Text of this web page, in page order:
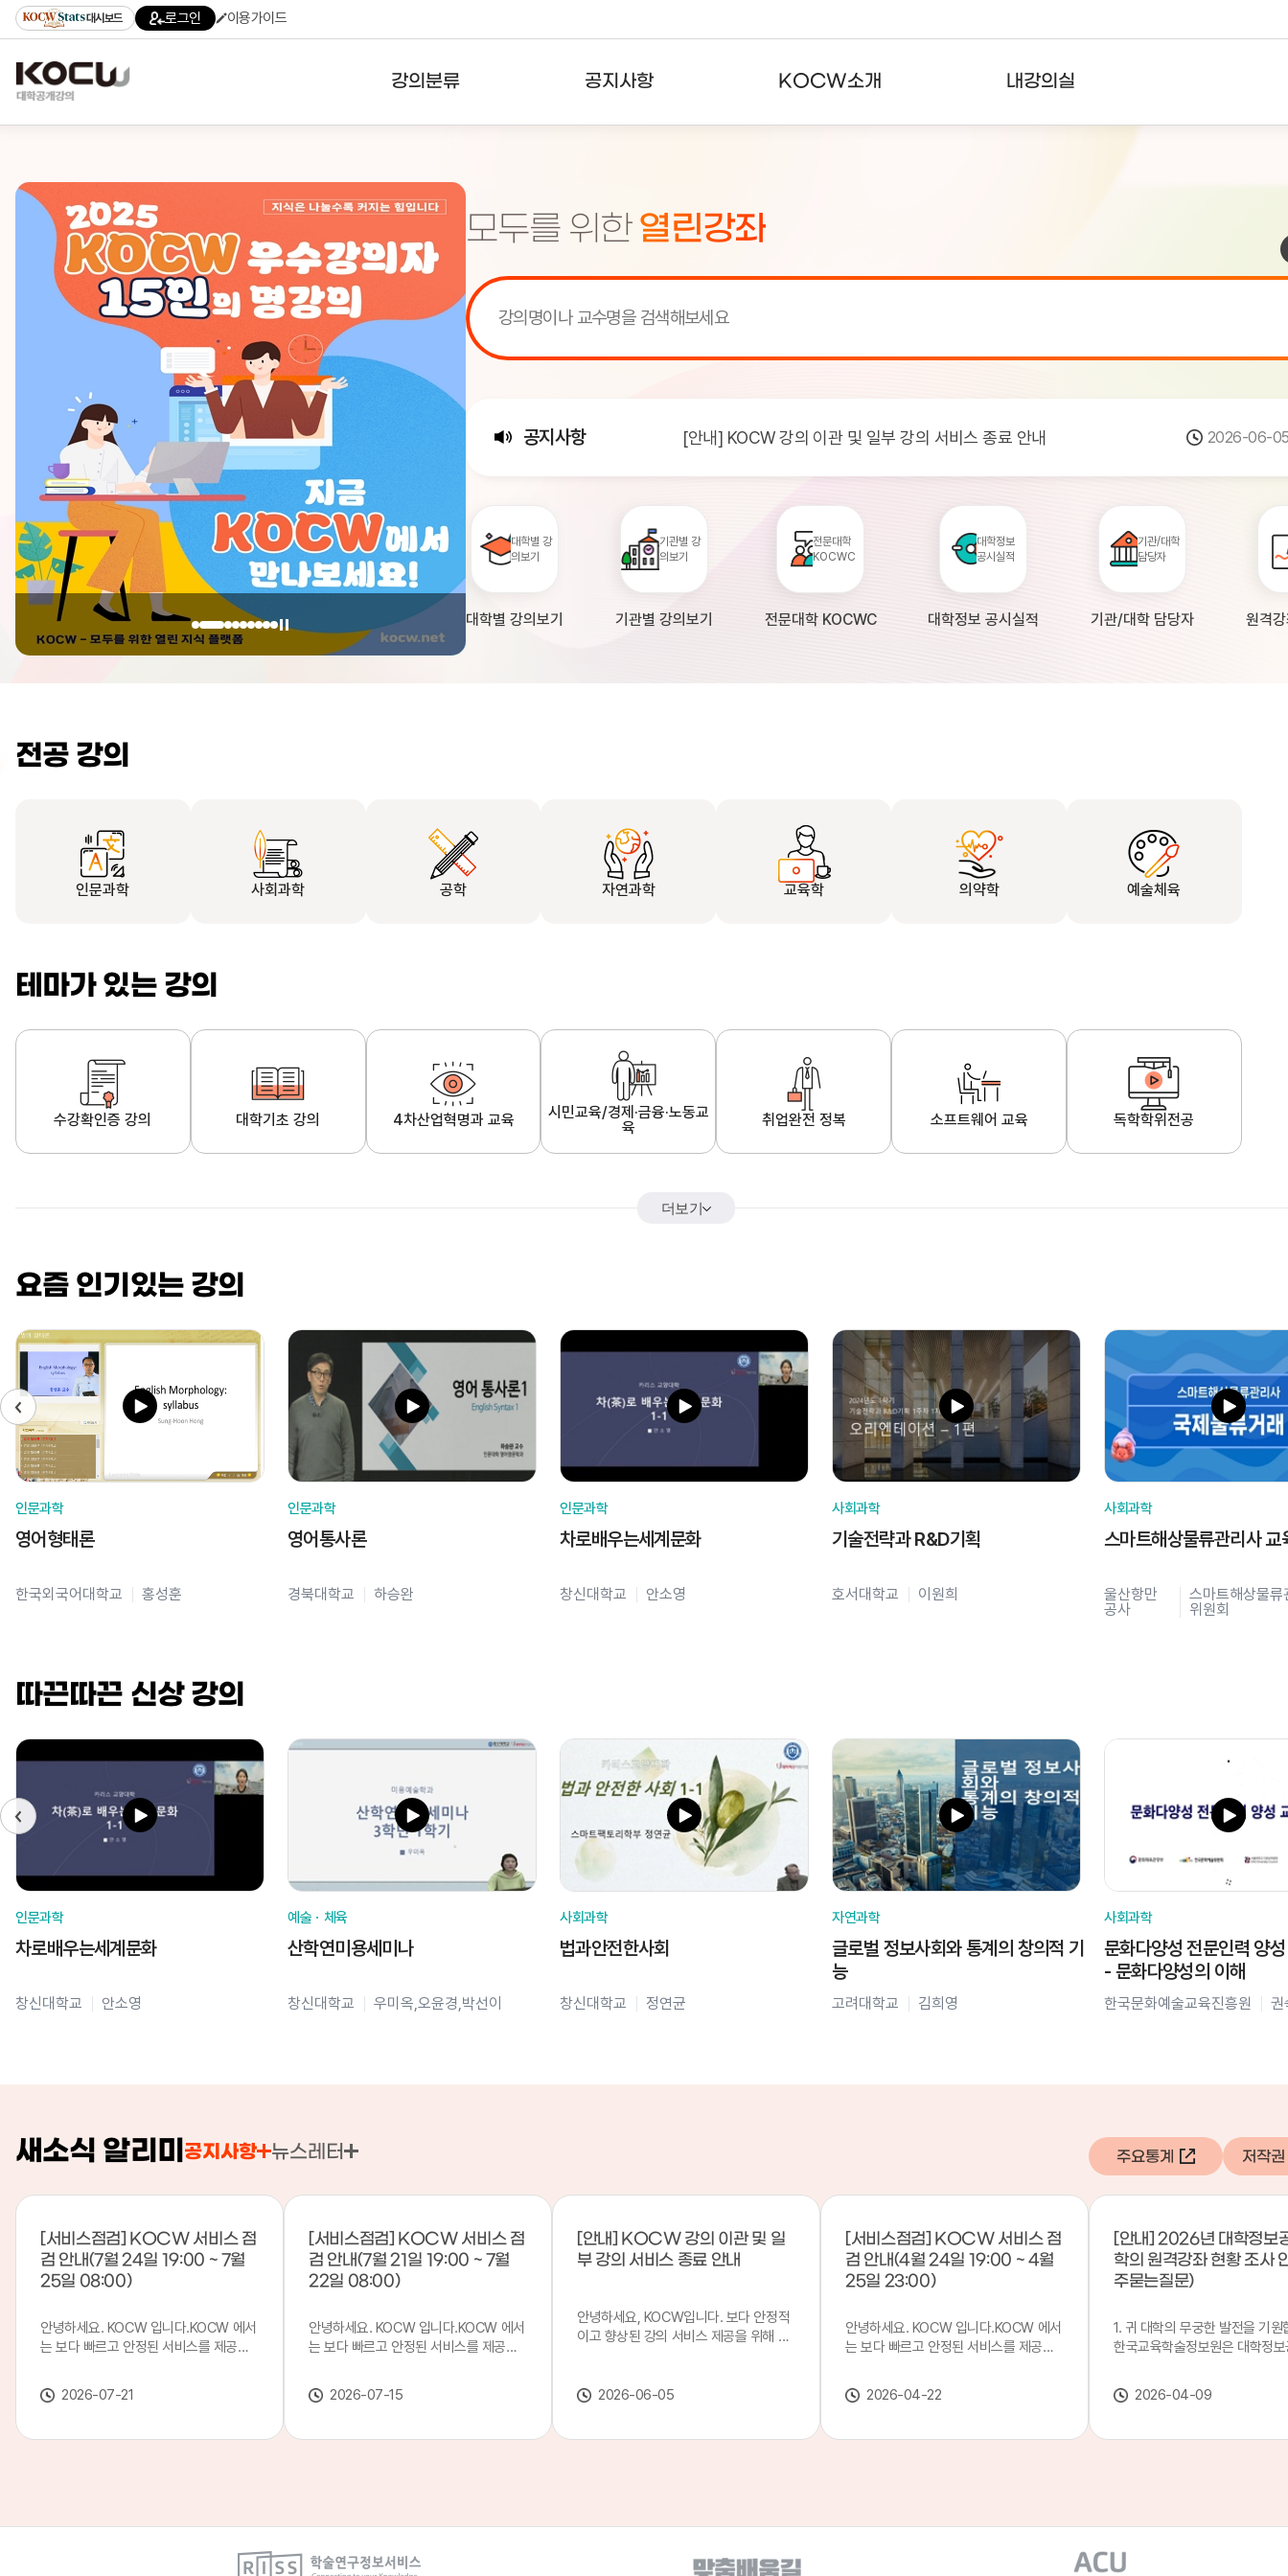
대시보드 로그인 이용가이드
강의분류
기관강의
테마강의
공지사항
주요통계현황
KOCW소개 내강의실
모두를 위한 열린강좌
공지사항
[서비스점검] KOCW 서비스 점검 안내(7월 24일 19:00 ~ 7월... 2026-07-
[안내] KOCW 강의 이관 및 일부 강의 서비스 종료 안내 2026-06-
[안내] 2026년 대학정보공시 대학의 원격강좌 현황 조사 안내(자주묻... 2026-04-
대학별 강
의보기
대학별 강의보기
기관별 강
의보기
기관별 강의보기
전문대학
KOCWC
전문대학 KOCWC
대학정보
공시실적
대학정보 공시실적
기관/대학
담당자
기관/대학 담당자 원격
전공 강의
인문과학 사회과학 공학 자연과학 교육학 의약학 예술체육
테마가 있는 강의
수강확인증 강의 대학기초 강의 4차산업혁명과 교육
시민교육/경제·금융·노동교
육
취업완전 정복 소프트웨어 교육 독학학위전공
더보기
요즘 인기있는 강의
인문과학
영어형태론
한국외국어대학교 홍성훈
인문과학
영어통사론
경북대학교 하승완
인문과학
차로배우는세계문화
창신대학교 안소영
사회과학
기술전략과 R&D기획
호서대학교 이원희
사회과학
스마트해상물류관리사 교
울산항만
공사
스마트해상물류
위원회
따끈따끈 신상 강의
인문과학
차로배우는세계문화
창신대학교 안소영
예술ㆍ체육
산학연미용세미나
창신대학교 우미옥,오윤경,박선이
사회과학
법과안전한사회
창신대학교 정연균
자연과학
글로벌 정보사회와 통계의 창의적 기
능
고려대학교 김희영
사회과학
문화다양성 전문인력 양
- 문화다양성의 이해
한국문화예술교육진흥원 권
새소식 알리미 공지사항 뉴스레터
[서비스점검] KOCW 서비스 점
검 안내(7월 24일 19:00 ~ 7월
25일 08:00)
안녕하세요. KOCW 입니다.KOCW 에서
는 보다 빠르고 안정된 서비스를 제공하
합니다.※ 서비스 점검 작업 일시 : 7월
24일(금) 19:00 ~ 7월 25일(토) 08:00
안 서비스가 일시 중지될 수 있으니, 이
2026-07-21
[서비스점검] KOCW 서비스 점
검 안내(7월 21일 19:00 ~ 7월
22일 08:00)
안녕하세요. KOCW 입니다.KOCW 에서
는 보다 빠르고 안정된 서비스를 제공하
합니다.※ 서비스 점검 작업 일시 : 7월 21
일(화) 19:00 ~ 7월 22일(수) 08:00이
서비스가일시 중지될 수 있으니, 이 점 양
2026-07-15
[안내] KOCW 강의 이관 및 일
부 강의 서비스 종료 안내
안녕하세요, KOCW입니다. 보다 안정적
이고 향상된 강의 서비스 제공을 위해 강
스가 종료될 예정이오니, 이용에 참고하
종료 강의 안내 이관 작업으로 인해 일부
었습니다. 서비스 종료 강의 목록은 아래
2026-06-05
[서비스점검] KOCW 서비스 점
검 안내(4월 24일 19:00 ~ 4월
25일 23:00)
안녕하세요. KOCW 입니다.KOCW 에서
는 보다 빠르고 안정된 서비스를 제공하
합니다.※ 서비스 점검 작업 일시 : 4월
24일(금) 19:00 ~ 4월 25일(토) 23:00
안 일시중지될 예정이오니, 이 점 양해하
2026-04-22
[안내] 2026년 대학정보
학의 원격강좌 현황 조사
주묻는질문)
1. 귀 대학의 무궁한 발전을 기원
한국교육학술정보원은 대학정
본 조사는 2025. 3. 1~2026. 2.
에 운영된 원격강좌(이러닝) 현
강좌(12-바)'에 데이터를 연계할
인시 캠퍼스인 경우 해당 캠퍼스
2026-04-09
주요통계 저작